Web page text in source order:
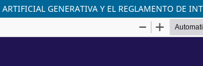
GENERATIVA Y EL REGLAMENTO DE